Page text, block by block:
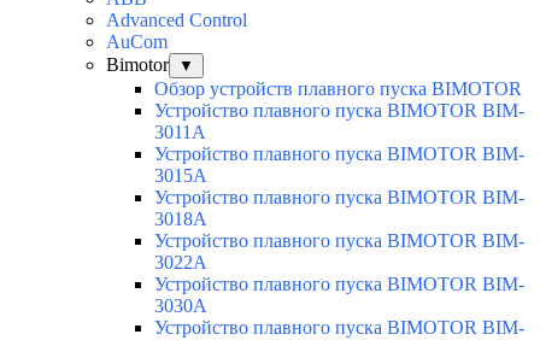
Advanced Control
AuСom
Bimotor
▼
Обзор устройств плавного пуска BIMOTOR
Устройство плавного пуска BIMOTOR BIM-
3011A
Устройство плавного пуска BIMOTOR BIM-
3015A
Устройство плавного пуска BIMOTOR BIM-
3018A
Устройство плавного пуска BIMOTOR BIM-
3022A
Устройство плавного пуска BIMOTOR BIM-
3030A
Устройство плавного пуска BIMOTOR BIM-